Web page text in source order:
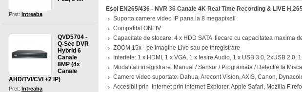
Pret: Intreaba
QVD5704 -
Q-See DVR
Hybrid 6
Canale
8MP (4x
Canale
AHD/TVI/CVI +2 IP)
Pret: Intreaba
Esol EN265/436 - NVR 36 Canale 4K Real Time Recording & LIVE
Suporta camere video IP pana la 8 megapixeli
Compatibil ONFIV
Capacitate de stocare: 4 x HDD SATA fiecare cu capacitatea maxima
ZOOM 15x - pe imagine Live sau pe Inregistrare
Interfete: 1 x HDMI, 1 x VGA, 1 x Iesire Audio, 1 x USB 3.0, 2xUSB
Modalitati inregistrare: Manual / Sensor / Programata / Detectie la
Camere video suportate: Dahua, Arecont Vision, AXIS, Canon,
Accesibil prin Internet prin Internet Explorer, Apple Safari, Mozilla